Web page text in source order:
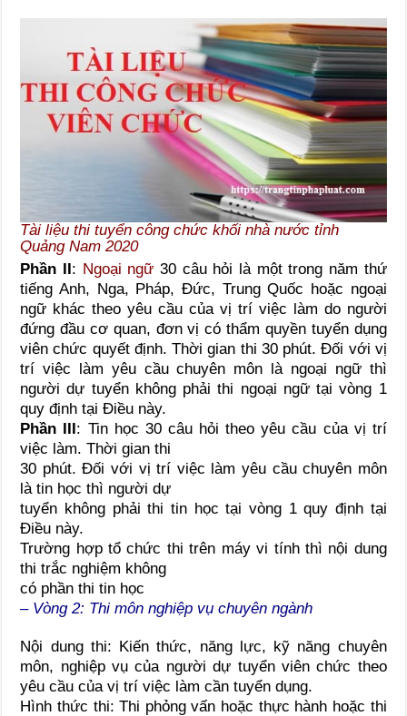
Tài liệu thi tuyển công chức khối nhà nước tỉnh
Quảng Nam 2020
Phần II: Ngoại ngữ 30 câu hỏi là một trong năm thứ
tiếng Anh, Nga, Pháp, Đức, Trung Quốc hoặc ngoại
ngữ khác theo yêu cầu của vị trí việc làm do người
đứng đầu cơ quan, đơn vị có thẩm quyền tuyển dụng
viên chức quyết định. Thời gian thi 30 phút. Đối với vị
trí việc làm yêu cầu chuyên môn là ngoại ngữ thì
người dự tuyển không phải thi ngoại ngữ tại vòng 1
quy định tại Điều này.
Phần III: Tin học 30 câu hỏi theo yêu cầu của vị trí
việc làm. Thời gian thi
30 phút. Đối với vị trí việc làm yêu cầu chuyên môn
là tin học thì người dự
tuyển không phải thi tin học tại vòng 1 quy định tại
Điều này.
Trường hợp tổ chức thi trên máy vi tính thì nội dung
thi trắc nghiệm không
có phần thi tin học
– Vòng 2: Thi môn nghiệp vụ chuyên ngành
Nội dung thi: Kiến thức, năng lực, kỹ năng chuyên
môn, nghiệp vụ của người dự tuyển viên chức theo
yêu cầu của vị trí việc làm cần tuyển dụng.
Hình thức thi: Thi phỏng vấn hoặc thực hành hoặc thi